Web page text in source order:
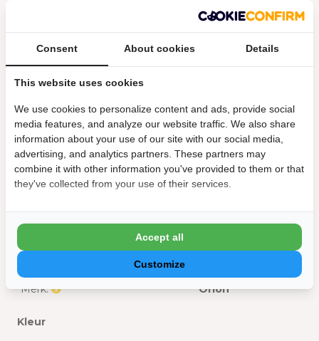
Specificaties
Geschikt voor zijkant van: 3 m
Materiaal: Glas
Afmeting
Algemeen
Orion overkapping
Merk: Orion
Kleur
Consent About cookies Details
This website uses cookies
We use cookies to personalize content and ads, provide social
media features, and analyze our website traffic. We also share
information about your use of our site with our social media,
advertising, and analytics partners. These partners may
combine it with other information you've provided to them or that
they've collected from your use of their services.
Customize
Accept all